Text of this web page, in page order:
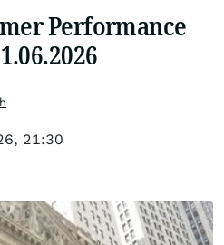
Performance
21:30